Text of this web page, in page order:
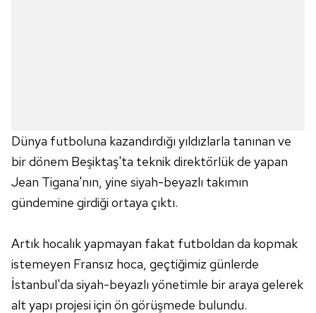
Dünya futboluna kazandırdığı yıldızlarla tanınan ve
bir dönem Beşiktaş'ta teknik direktörlük de yapan
Jean Tigana'nın, yine siyah-beyazlı takımın
gündemine girdiği ortaya çıktı.
Artık hocalık yapmayan fakat futboldan da kopmak
istemeyen Fransız hoca, geçtiğimiz günlerde
İstanbul'da siyah-beyazlı yönetimle bir araya gelerek
alt yapı projesi için ön görüşmede bulundu.